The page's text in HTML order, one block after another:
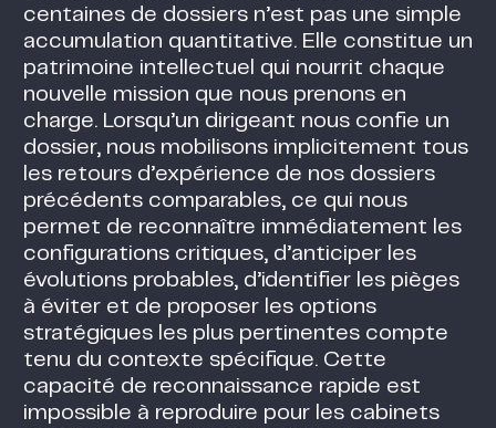
centaines de dossiers n’est pas une simple
accumulation quantitative. Elle constitue un
patrimoine intellectuel qui nourrit chaque
nouvelle mission que nous prenons en
charge. Lorsqu’un dirigeant nous confie un
dossier, nous mobilisons implicitement tous
les retours d’expérience de nos dossiers
précédents comparables, ce qui nous
permet de reconnaître immédiatement les
configurations critiques, d’anticiper les
évolutions probables, d’identifier les pièges
à éviter et de proposer les options
stratégiques les plus pertinentes compte
tenu du contexte spécifique. Cette
capacité de reconnaissance rapide est
impossible à reproduire pour les cabinets